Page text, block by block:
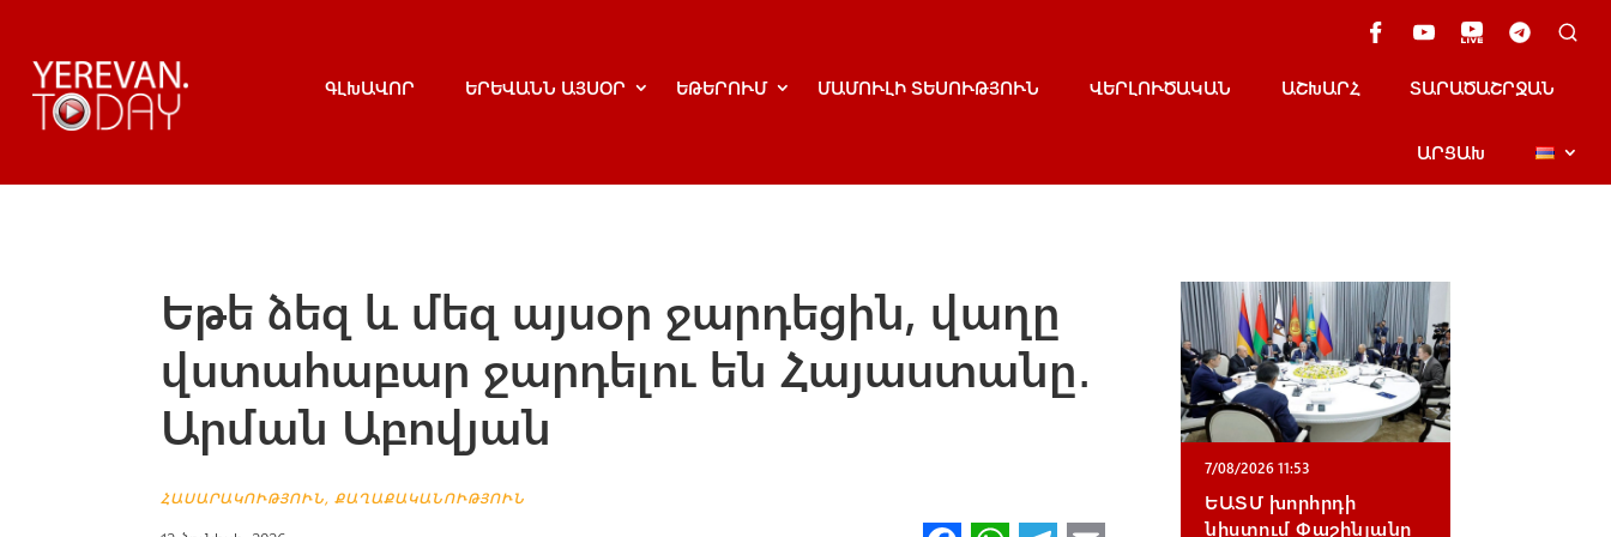
ԳԼԽԱՎՈՐ ԵՐԵՎԱՆՆ ԱՅՍՕՐ ԵԹԵՐՈՒՄ ՄԱՄՈՒԼԻ ՏԵՍՈՒԹՅՈՒՆ ՎԵՐԼՈՒԾԱԿԱՆ ԱՇԽԱՐՀ ՏԱՐԱԾԱՇՐՋԱՆ
ԱՐՑԱԽ
Եթե ձեզ և մեզ այսօր ջարդեցին, վաղը
վստահաբար ջարդելու են Հայաստանը․
Արման Աբովյան
ՀԱՍԱՐԱԿՈՒԹՅՈՒՆ,ՔԱՂԱՔԱԿԱՆՈՒԹՅՈՒՆ
7/08/2026 11:53
ԵԱՏՄ խորհրդի
նիստում Փաշինյանը